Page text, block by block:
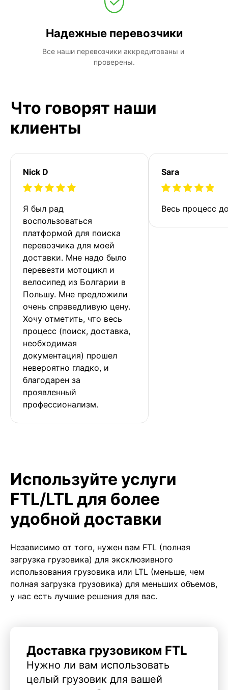
Надежные перевозчики
Все наши перевозчики аккредитованы и
проверены.
Что говорят наши
клиенты
Nick D
Я был рад
воспользоваться
платформой для поиска
перевозчика для моей
доставки. Мне надо было
перевезти мотоцикл и
велосипед из Болгарии в
Польшу. Мне предложили
очень справедливую цену.
Хочу отметить, что весь
процесс (поиск, доставка,
необходимая
документация) прошел
невероятно гладко, и
благодарен за
проявленный
профессионализм.
Sara
Весь процесс
Используйте услуги
FTL/LTL для более
удобной доставки
Независимо от того, нужен вам FTL (полная
загрузка грузовика) для эксклюзивного
использования грузовика или LTL (меньше, чем
полная загрузка грузовика) для меньших объемов,
у нас есть лучшие решения для вас.
Доставка грузовиком FTL
Нужно ли вам использовать
целый грузовик для вашей